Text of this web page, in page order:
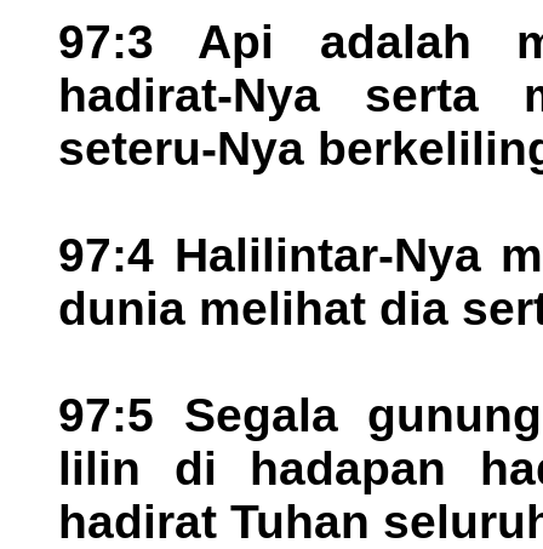
97:3 Api adalah
hadirat-Nya serta
seteru-Nya
97:4 Halilintar-Nya
dunia melihat dia
97:5 Segala
lilin di hadapan
hadirat Tuhan